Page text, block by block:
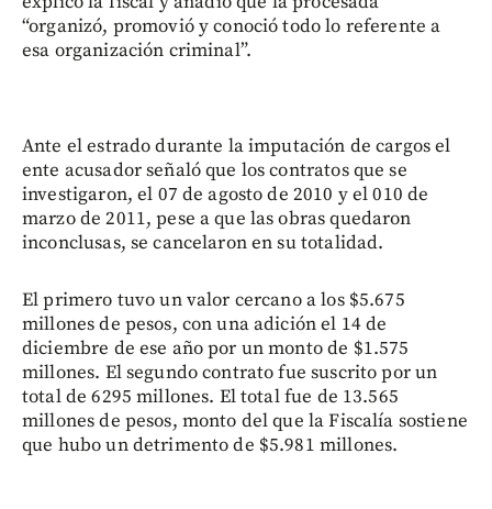
“organizó, promovió y conoció todo lo referente a
esa organización criminal”.
Ante el estrado durante la imputación de cargos el
ente acusador señaló que los contratos que se
investigaron, el 07 de agosto de 2010 y el 010 de
marzo de 2011, pese a que las obras quedaron
inconclusas, se cancelaron en su totalidad.
El primero tuvo un valor cercano a los $5.675
millones de pesos, con una adición el 14 de
diciembre de ese año por un monto de $1.575
millones. El segundo contrato fue suscrito por un
total de 6295 millones. El total fue de 13.565
millones de pesos, monto del que la Fiscalía sostiene
que hubo un detrimento de $5.981 millones.